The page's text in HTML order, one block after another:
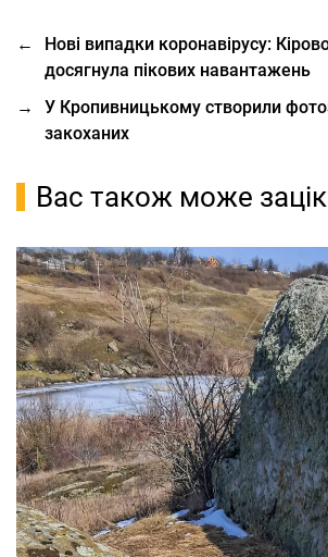
←
Нові випадки коронавірусу:
досягнула пікових навантажень
→
У Кропивницькому створили
закоханих
Вас також може